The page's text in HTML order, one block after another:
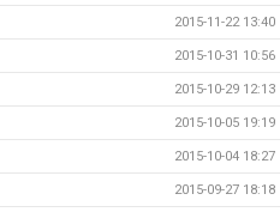
2015-11-22 13:40
2015-10-31 10:56
2015-10-29 12:13
2015-10-05 19:19
2015-10-04 18:27
2015-09-27 18:18